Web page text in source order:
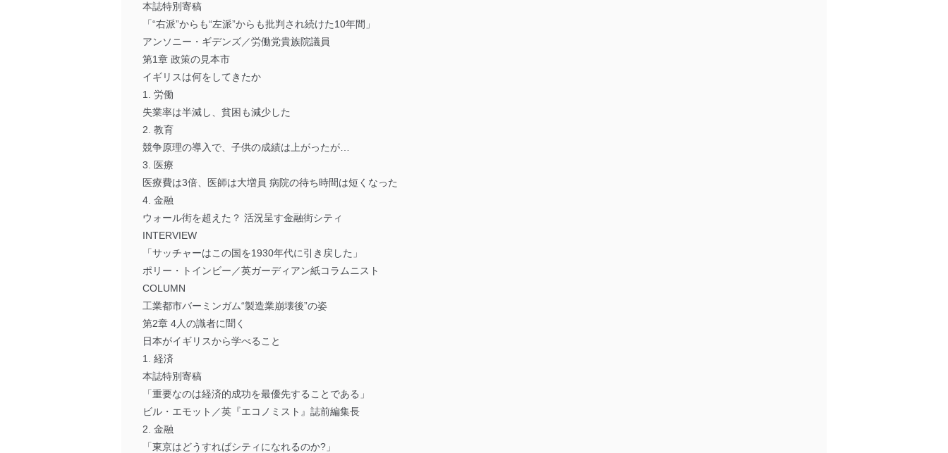
本誌特別寄稿
「“右派”からも“左派”からも批判され続けた10年間」
アンソニー・ギデンズ／労働党貴族院議員
第1章 政策の見本市
イギリスは何をしてきたか
1. 労働
失業率は半減し、貧困も減少した
2. 教育
競争原理の導入で、子供の成績は上がったが…
3. 医療
医療費は3倍、医師は大増員 病院の待ち時間は短くなった
4. 金融
ウォール街を超えた？ 活況呈す金融街シティ
INTERVIEW
「サッチャーはこの国を1930年代に引き戻した」
ポリー・トインビー／英ガーディアン紙コラムニスト
COLUMN
工業都市バーミンガム“製造業崩壊後”の姿
第2章 4人の識者に聞く
日本がイギリスから学べること
1. 経済
本誌特別寄稿
「重要なのは経済的成功を最優先することである」
ビル・エモット／英『エコノミスト』誌前編集長
2. 金融
「東京はどうすればシティになれるのか?」